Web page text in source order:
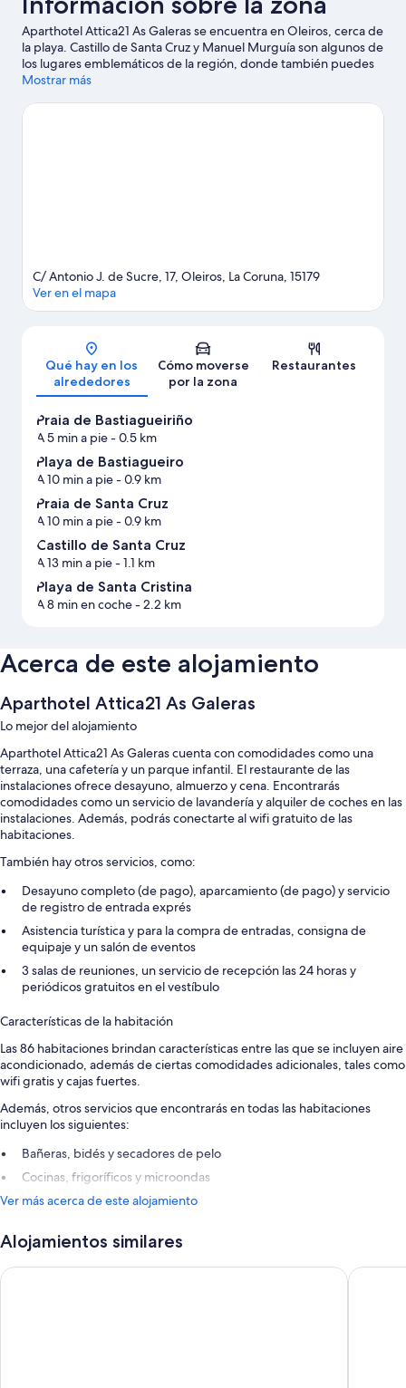
Aparthotel Attica21 As Galeras se encuentra en Oleiros, cerca de
la playa. Castillo de Santa Cruz y Manuel Murguía son algunos de
los lugares emblemáticos de la región, donde también puedes
acercarte a Real Club de Golf de La Coruña y Puerto de Ferrol si
Luis Seoane también merecen la pena.
Mostrar más
Mapa
C/ Antonio J. de Sucre, 17, Oleiros, La Coruna, 15179
Ver en el mapa
Qué hay en los
alrededores
Cómo moverse
por la zona
Restaurantes
Praia de Bastiagueiriño
A 5 min a pie- 0.5 km
Playa de Bastiagueiro
A 10 min a pie- 0.9 km
Praia de Santa Cruz
A 10 min a pie- 0.9 km
Castillo de Santa Cruz
A 13 min a pie- 1.1 km
Playa de Santa Cristina
A 8 min en coche- 2.2 km
Acerca de este alojamiento
Aparthotel Attica21 As Galeras
Lo mejor del alojamiento
Aparthotel Attica21 As Galeras cuenta con comodidades como una
terraza, una cafetería y un parque infantil. El restaurante de las
instalaciones ofrece desayuno, almuerzo y cena. Encontrarás
comodidades como un servicio de lavandería y alquiler de coches en las
instalaciones. Además, podrás conectarte al wifi gratuito de las
habitaciones.
También hay otros servicios, como:
Desayuno completo (de pago), aparcamiento (de pago) y servicio
de registro de entrada exprés
Asistencia turística y para la compra de entradas, consigna de
equipaje y un salón de eventos
3 salas de reuniones, un servicio de recepción las 24 horas y
periódicos gratuitos en el vestíbulo
Características de la habitación
Las 86 habitaciones brindan características entre las que se incluyen aire
acondicionado, además de ciertas comodidades adicionales, tales como
wifi gratis y cajas fuertes.
Además, otros servicios que encontrarás en todas las habitaciones
incluyen los siguientes:
Bañeras, bidés y secadores de pelo
Cocinas, frigoríficos y microondas
Ver más acerca de este alojamiento
Alojamientos similares
Pazo do Río Hotel